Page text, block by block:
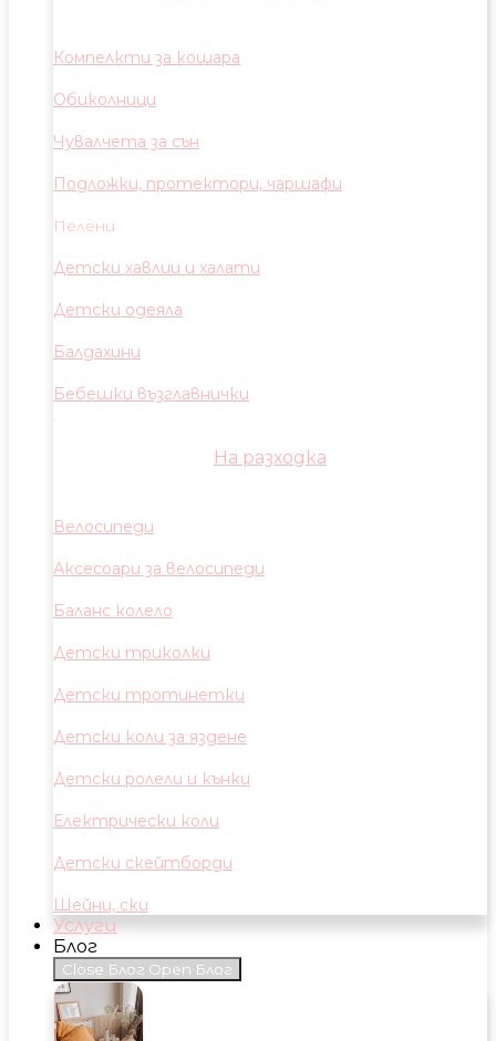
Компелкти за кошара
Обиколници
Чувалчета за сън
Подложки, протектори, чаршафи
Пелени
Детски хавлии и халати
Детски одеяла
Балдахини
Бебешки възглавнички
На разходка
Велосипеди
Аксесоари за велосипеди
Баланс колело
Детски триколки
Детски тротинетки
Детски коли за яздене
Детски ролели и кънки
Електрически коли
Детски скейтборди
Шейни, ски
Услуги
Блог
Close Блог Open Блог